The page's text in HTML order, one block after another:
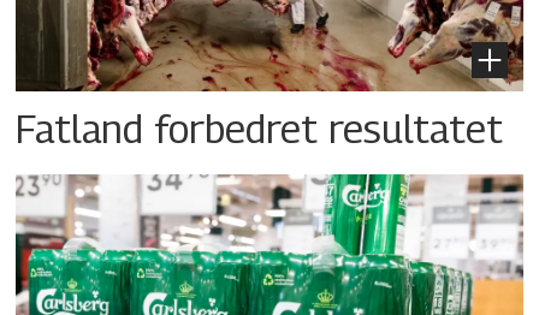
Fatland forbedret resultatet